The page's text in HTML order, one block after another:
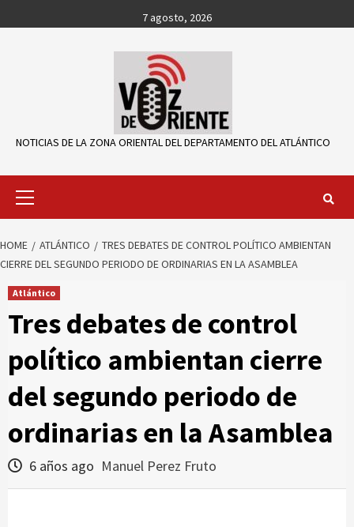
to
7 agosto, 2026
NOTICIAS DE LA ZONA ORIENTAL DEL DEPARTAMENTO DEL ATLÁNTICO
Primary
HOME ATLÁNTICO
TRES DEBATES DE CONTROL POLÍTICO AMBIENTAN
CIERRE DEL SEGUNDO PERIODO DE ORDINARIAS EN LA ASAMBLEA
Atlántico
Tres debates de control
político ambientan cierre
del segundo periodo de
ordinarias en la Asamblea
6 años ago Manuel Perez Fruto